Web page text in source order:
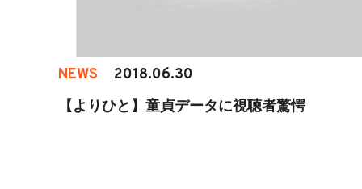
NEWS 2018.06.30
【よりひと】童貞データに視聴者驚愕